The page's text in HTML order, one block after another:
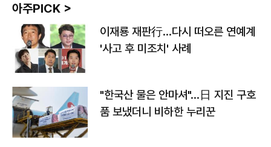
아주PICK >
이재룡 재판行…다시 떠오른 연예계
'사고 후 미조치' 사례
"한국산 물은 안마셔"…日 지진 구호
품 보냈더니 비하한 누리꾼